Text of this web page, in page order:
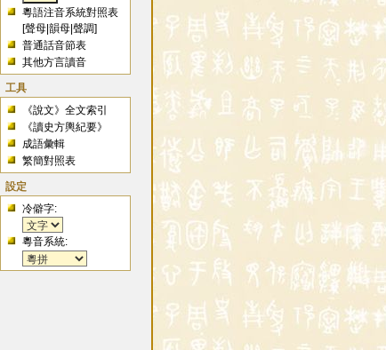
粵語注音系統對照表
[聲母 |韻母 |聲調]
普通話音節表
其他方言讀音
工具
《說文》全文索引
《讀史方輿紀要》
成語彙輯
繁簡對照表
設定
冷僻字:
粵音系統: